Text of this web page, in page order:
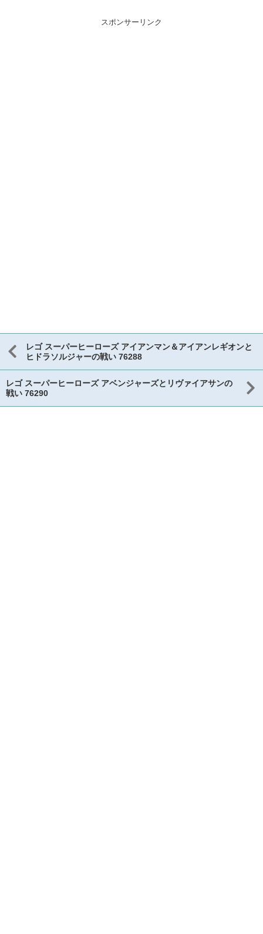
スポンサーリンク
レゴ スーパーヒーローズ アイアンマン＆アイアンレギオンと
ヒドラソルジャーの戦い 76288
レゴ スーパーヒーローズ アベンジャーズとリヴァイアサンの
戦い 76290